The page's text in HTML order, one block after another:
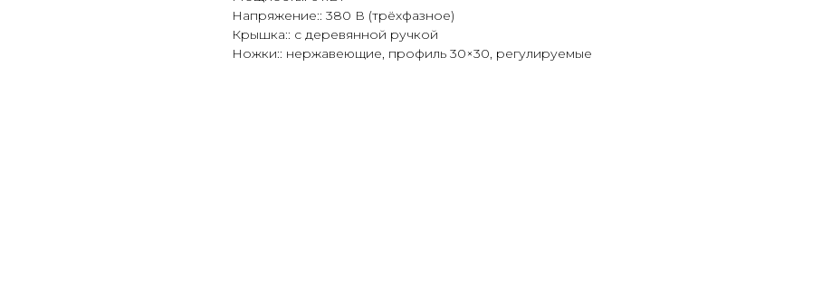
Напряжение:: 380 В (трёхфазное)
Крышка:: с деревянной ручкой
Ножки:: нержавеющие, профиль 30×30, регулируемые